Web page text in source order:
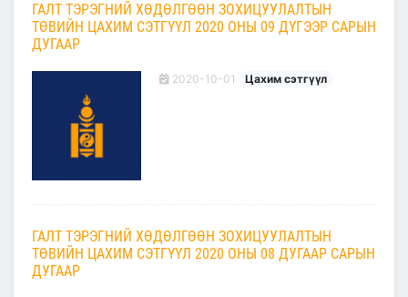
ГАЛТ ТЭРЭГНИЙ ХӨДӨЛГӨӨН ЗОХИЦУУЛАЛТЫН
ТӨВИЙН ЦАХИМ СЭТГҮҮЛ 2020 ОНЫ 09 ДҮГЭЭР САРЫН
ДУГААР
2020-10-01 Цахим сэтгүүл
ГАЛТ ТЭРЭГНИЙ ХӨДӨЛГӨӨН ЗОХИЦУУЛАЛТЫН
ТӨВИЙН ЦАХИМ СЭТГҮҮЛ 2020 ОНЫ 08 ДУГААР САРЫН
ДУГААР